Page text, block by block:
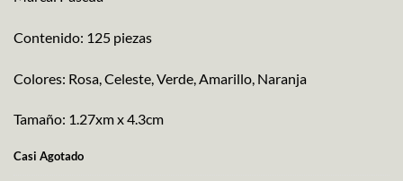
Contenido: 125 piezas
Colores: Rosa, Celeste, Verde, Amarillo, Naranja
Tamaño: 1.27xm x 4.3cm
Casi Agotado